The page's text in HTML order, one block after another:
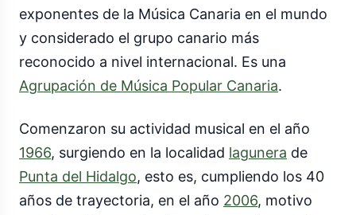
exponentes de la Música Canaria en el mundo
y considerado el grupo canario más
reconocido a nivel internacional. Es una
Agrupación de Música Popular Canaria.
Comenzaron su actividad musical en el año
1966, surgiendo en la localidad lagunera de
Punta del Hidalgo, esto es, cumpliendo los 40
años de trayectoria, en el año 2006, motivo